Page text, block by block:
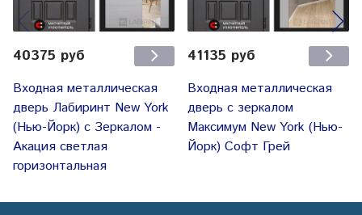
40375 руб
Входная металлическая
дверь Лабиринт New York
(Нью-Йорк) с Зеркалом -
Акация светлая
горизонтальная
41135 руб
Входная металлическая
дверь с зеркалом
Максимум New York (Нью-
Йорк) Софт Грей